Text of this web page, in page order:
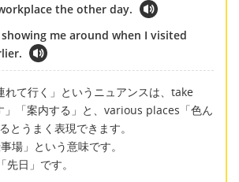
the other day.
me around when I visited
れて行く」というニュアンスは、take
「案内する」と、various places「色ん
とうまく表現できます。
場」という意味です。
日」です。